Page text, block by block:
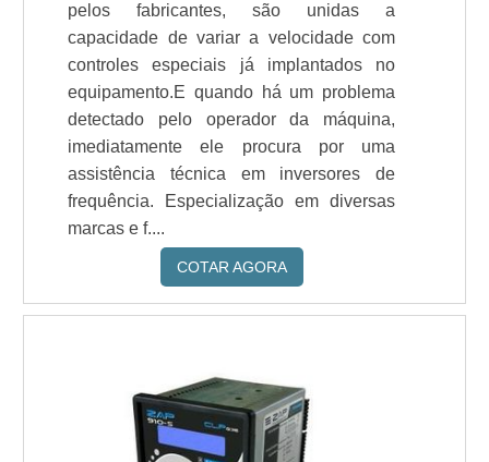
pelos fabricantes, são unidas a
capacidade de variar a velocidade com
controles especiais já implantados no
equipamento.E quando há um problema
detectado pelo operador da máquina,
imediatamente ele procura por uma
assistência técnica em inversores de
frequência. Especialização em diversas
marcas e f....
COTAR AGORA